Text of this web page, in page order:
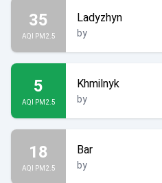
35
AQI PM2.5
Ladyzhyn
by
5
AQI PM2.5
Khmilnyk
by
18
AQI PM2.5
Bar
by